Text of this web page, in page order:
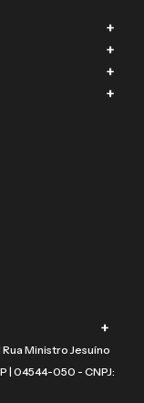
+
+
+
+
+
Rua Ministro Jesuíno
| 04544-050 - CNPJ: